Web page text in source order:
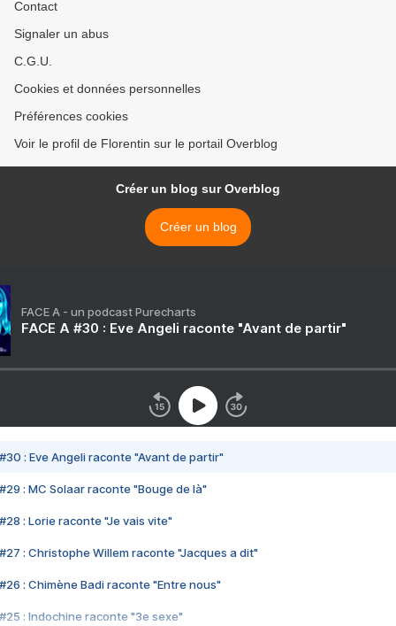
Contact
Signaler un abus
C.G.U.
Cookies et données personnelles
Préférences cookies
Voir le profil de Florentin sur le portail Overblog
Créer un blog sur Overblog
Créer un blog
FACE A - un podcast Purecharts
FACE A #30 : Eve Angeli raconte "Avant de partir"
#30 : Eve Angeli raconte "Avant de partir"
#29 : MC Solaar raconte "Bouge de là"
#28 : Lorie raconte "Je vais vite"
#27 : Christophe Willem raconte "Jacques a dit"
#26 : Chimène Badi raconte "Entre nous"
#25 : Indochine raconte "3e sexe"